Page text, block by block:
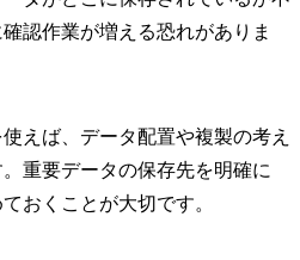
認作業が増える恐れがありま
えば、データ配置や複製の考え
重要データの保存先を明確に
おくことが大切です。